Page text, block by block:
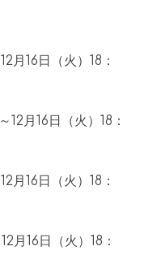
12月 16 日（火） 18 ：
～12月 16 日（火） 18 ：
12月 16 日（火） 18 ：
12月 16 日（火） 18 ：